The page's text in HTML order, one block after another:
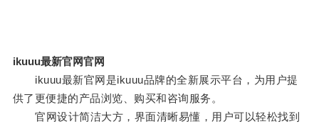
ikuuu最新官网官网
ikuuu最新官网是ikuuu品牌的全新展示平台，为用户提
供了更便捷的产品浏览、购买和咨询服务。
官网设计简洁大方，界面清晰易懂，用户可以轻松找到